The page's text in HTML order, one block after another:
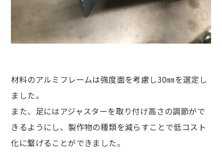
材料のアルミフレームは強度面を考慮し30㎜を選定し
ました。
また、足にはアジャスターを取り付け高さの調節がで
きるようにし、製作物の種類を減らすことで低コスト
化に繋げることができました。